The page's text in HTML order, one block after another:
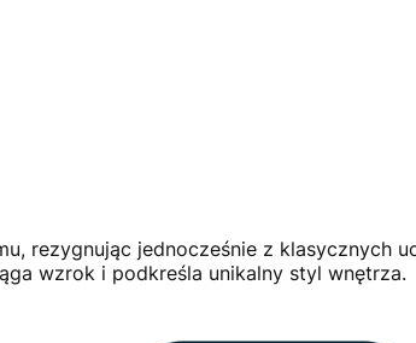
rezygnując jednocześnie z klasycznych
wzrok i podkreśla unikalny styl wnętrza.